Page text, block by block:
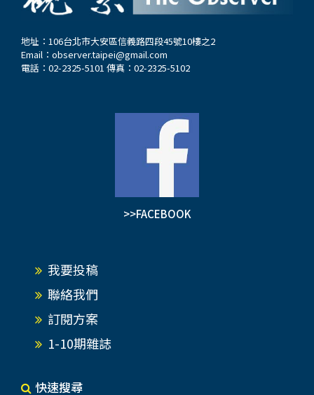
地址：106台北市大安區信義路四段45號10樓之2
Email： observer.taipei@gmail.com
電話：02-2325-5101 傳真：02-2325-5102
>>FACEBOOK
我要投稿
聯絡我們
訂閱方案
1-10期雜誌
快速搜尋